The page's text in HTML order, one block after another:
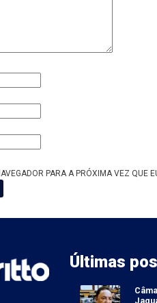
PARA A PRÓXIMA VEZ QUE
Últimas